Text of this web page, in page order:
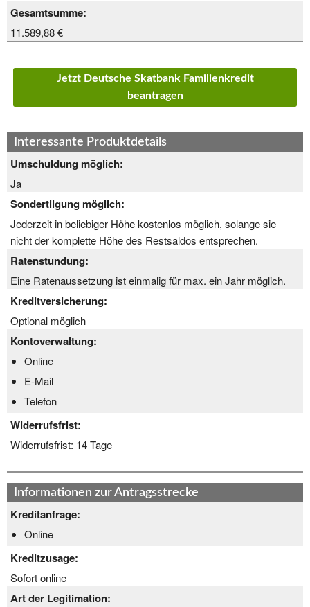
Gesamtsumme:
11.589,88 €
Jetzt Deutsche Skatbank Familienkredit
beantragen
Interessante Produktdetails
Umschuldung möglich:
Ja
Sondertilgung möglich:
Jederzeit in beliebiger Höhe kostenlos möglich, solange sie
nicht der komplette Höhe des Restsaldos entsprechen.
Ratenstundung:
Eine Ratenaussetzung ist einmalig für max. ein Jahr möglich.
Kreditversicherung:
Optional möglich
Kontoverwaltung:
Online
E-Mail
Telefon
Widerrufsfrist:
Widerrufsfrist: 14 Tage
Informationen zur Antragsstrecke
Kreditanfrage:
Online
Kreditzusage:
Sofort online
Art der Legitimation: